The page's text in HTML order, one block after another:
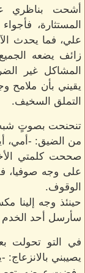
أشحت بناظري
المستثارة،
علي، فما يحدث
زائف يضعه
المشاكل غير
يقيني بأن ملامح
التملق السخيف.
تنحنحت بصوتٍ شبه
من الضيق: -أمي،
صححت كلمتي
على وجه صوفيا،
الوقوف.
حينئذ وجه إلينا
سأرسل أحد الخدم
في التو تحولت
يصيبني بالانزعاج: